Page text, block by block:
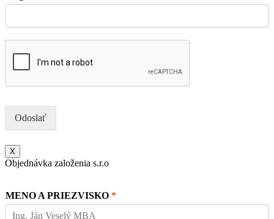
Odoslať
X
Objednávka založenia s.r.o
MENO A PRIEZVISKO *